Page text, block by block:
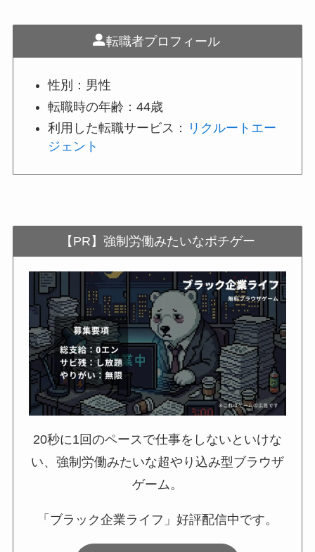
転職者プロフィール
性別：男性
転職時の年齢：44歳
利用した転職サービス：
リクルートエー
ジェント
【PR】強制労働みたいなポチゲー
20秒に1回のペースで仕事をしないといけな
い、強制労働みたいな超やり込み型ブラウザ
ゲーム。
「ブラック企業ライフ」好評配信中です。